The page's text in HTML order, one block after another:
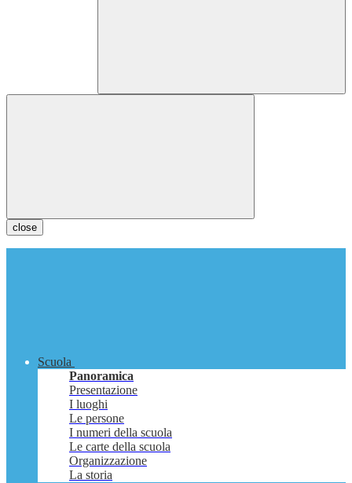
close
Scuola
Panoramica
Presentazione
I luoghi
Le persone
I numeri della scuola
Le carte della scuola
Organizzazione
La storia